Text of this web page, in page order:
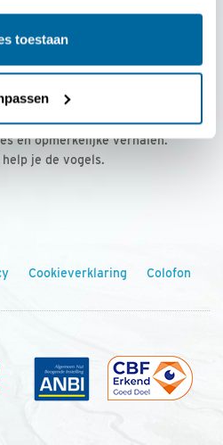
toestaan
voor € 36,00 per jaar
onze leden, met
en opmerkelijke verhalen.
je de vogels.
Cookieverklaring Colofon